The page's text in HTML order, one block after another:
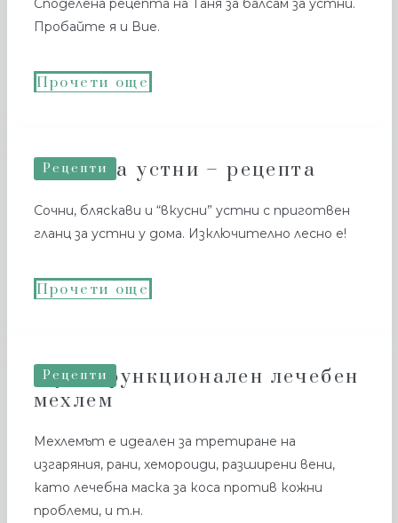
Пробайте я и Вие.
Прочети още
Рецепти
Гланц за устни – рецепта
Сочни, бляскави и “вкусни” устни с приготвен
гланц за устни у дома. Изключително лесно е!
Прочети още
Рецепти
Мултифункционален лечебен
мехлем
Мехлемът е идеален за третиране на
изгаряния, рани, хемороиди, разширени вени,
като лечебна маска за коса против кожни
проблеми, и т.н.